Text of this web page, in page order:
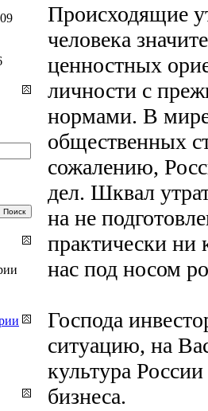
Происходящие
человека
ценностных
личности с
нормами. В
общественных
сожалению,
дел. Шквал
на не
практически ни
нас под носом
Господа
ситуацию, на
культура
бизнеса.